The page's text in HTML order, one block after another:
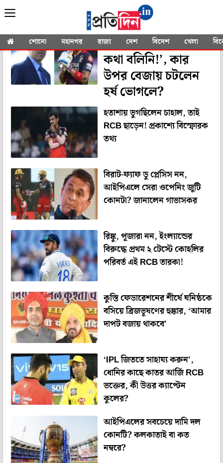
শোনো মহানগর রাজ্য দেশ বিদেশ খেলা
YOU SEARCHED FOR"RCB"
‘বিরাটকে নিয়ে খারাপ
কথা বলিনি!’, কার
উপর বেজায় চটলেন
হর্ষ ভোগলে?
হতাশায় ভুগছিলেন চাহাল, তাই
RCB ছাড়েন! প্রকাশ্যে বিস্ফোরক
তথ্য
বিরাট-ফ্যাফ ডু প্লেসিস নন,
আইপিএলে সেরা ওপেনিং জুটি
কোনটা? জানালেন গাভাসকর
রিঙ্কু, পূজারা নন, ইংল্যান্ডের
বিরুদ্ধে প্রথম ২ টেস্টে কোহলির
পরিবর্ত এই RCB তারকা!
কুস্তি ফেডারেশনের শীর্ষে ঘনিষ্ঠকে
বসিয়ে ব্রিজভূষণের হুঙ্কার, ‘আমার
দাপট বজায় থাকবে’
‘IPL জিততে সাহায্য করুন’,
ধোনির কাছে কাতর আর্জি RCB
ভক্তের, কী উত্তর ক্যাপ্টেন
কুলের?
আইপিএলের সবচেয়ে দামি দল
কোনটি? কলকাতাই বা কত
নম্বরে?